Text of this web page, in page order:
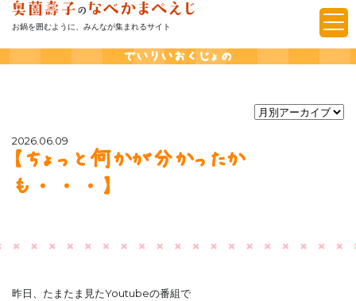
お鍋を囲むように、みんなが集まれるサイト
でいりいおくじょの
2026.06.09
【ちょっと何かが分かったか
も・・・】
昨日、たまたま見たYoutubeの番組で